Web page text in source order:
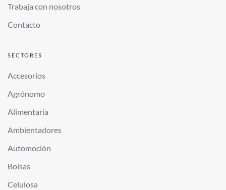
Trabaja con nosotros
Contacto
SECTORES
Accesorios
Agrónomo
Alimentaria
Ambientadores
Automoción
Bolsas
Celulosa